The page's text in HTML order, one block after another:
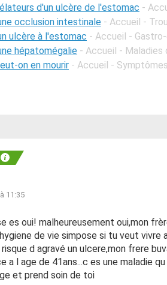
d'un ulcère de l'estomac -
occlusion intestinale - Accueil -
ulcère à l'estomac - Accueil -
hépatomégalie - Accueil - Maladies
on en mourir - Accueil -
11:35
es oui! malheureusement oui,mon
de vie simpose si tu veut vivre
d agravé un ulcere,mon frere
a l age de 41ans...c es une maladie
et prend soin de toi